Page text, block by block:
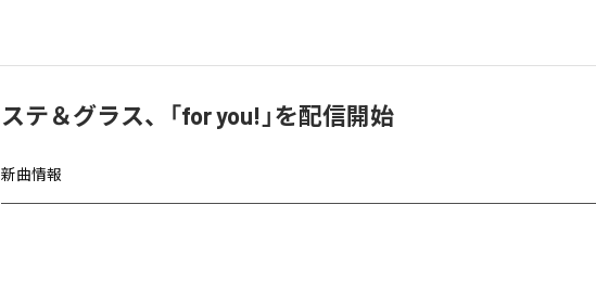
ステ＆グラス、「for you!」を配信開始
新曲情報